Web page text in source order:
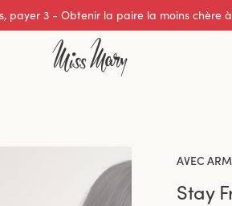
Excellente note de 0 sur 5
AVEC
Stay